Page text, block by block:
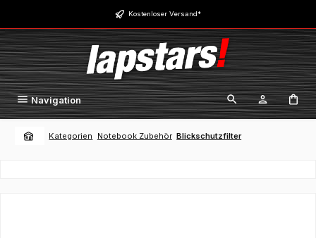
Zum Hauptinhalt springen Kostenloser Versand*
Navigation
Kategorien Notebook Zubehör Blickschutzfilter